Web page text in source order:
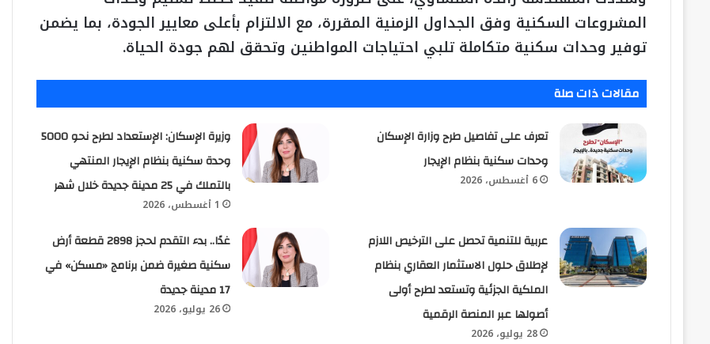
المشروعات السكنية وفق الجداول الزمنية المقررة، مع الالتزام بأعلى معايير الجودة، بما يضمن
توفير وحدات سكنية متكاملة تلبي احتياجات المواطنين وتحقق لهم جودة الحياة.
مقالات ذات صلة
تعرف على تفاصيل طرح وزارة الإسكان
وحدات سكنية بنظام الإيجار
6 أغسطس، 2026
وزيرة الإسكان: الإستعداد لطرح نحو 5000
وحدة سكنية بنظام الإيجار المنتهي
بالتملك في 25 مدينة جديدة خلال شهر
1 أغسطس، 2026
عربية للتنمية تحصل على الترخيص اللازم
لإطلاق حلول الاستثمار العقاري بنظام
الملكية الجزئية وتستعد لطرح أولى
أصولها عبر المنصة الرقمية
28 يوليو، 2026
غدًا.. بدء التقدم لحجز 2898 قطعة أرض
سكنية صغيرة ضمن برنامج «مسكن» في
17 مدينة جديدة
26 يوليو، 2026